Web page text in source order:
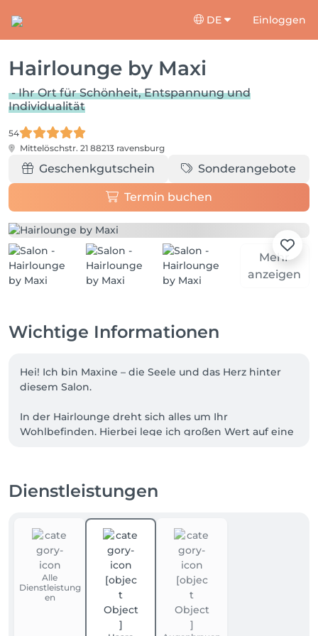
DE Einloggen
Hairlounge by Maxi
- Ihr Ort für Schönheit, Entspannung und
Individualität
54
Mittelöschstr. 21 88213 ravensburg
Geschenkgutschein Sonderangebote
Termin buchen
Mehr
anzeigen
Wichtige Informationen
Hei! Ich bin Maxine – die Seele und das Herz hinter
diesem Salon.
In der Hairlounge dreht sich alles um Ihr
Wohlbefinden. Hierbei lege ich großen Wert auf eine
Wohlbefindens.
Mich zeichnen folgende Zertifizierung aus:
- Friseurmeisterin
- HWK geprüfte Coloristin
- Spezialistin für Extensions & Keratinglättung
WICHTIG🚨
Hinweis für unsere Kunden:
Hunter & Ralf unsere Salonhunde sind mit dabei!
Dienstleistungen
Alle
Dienstleistung
en